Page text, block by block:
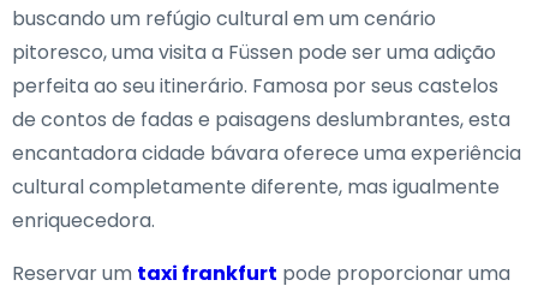
buscando um refúgio cultural em um cenário
pitoresco, uma visita a Füssen pode ser uma adição
perfeita ao seu itinerário. Famosa por seus castelos
de contos de fadas e paisagens deslumbrantes, esta
encantadora cidade bávara oferece uma experiência
cultural completamente diferente, mas igualmente
enriquecedora.
Reservar um taxi frankfurt pode proporcionar uma